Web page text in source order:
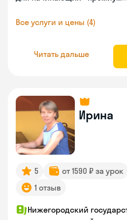
Все услуги и цены (4)
Читать дальше
Ирина
5 от 1590 ₽ за урок
1 отзыв
Нижегородский